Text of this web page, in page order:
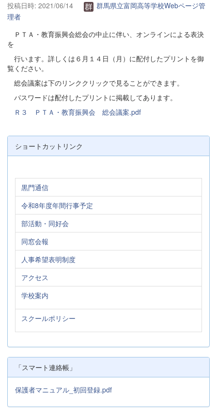
投稿日時: 2021/06/14
群馬県立富岡高等学校Webページ管
理者
ＰＴＡ・教育振興会総会の中止に伴い、オンラインによる表決
を
行います。詳しくは６月１４日（月）に配付したプリントを御
覧ください。
総会議案は下のリンククリックで見ることができます。
パスワードは配付したプリントに掲載してあります。
Ｒ３ ＰＴＡ・教育振興会 総会議案.pdf
ショートカットリンク
黒門通信
令和8年度年間行事予定
部活動・同好会
同窓会報
人事希望表明制度
アクセス
学校案内
スクールポリシー
「スマート連絡帳」
保護者マニュアル_初回登録.pdf